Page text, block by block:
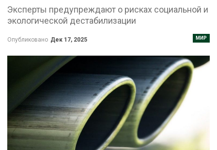
Эксперты предупреждают о рисках социальной и
экологической дестабилизации
МИР
Опубликовано Дек 17, 2025